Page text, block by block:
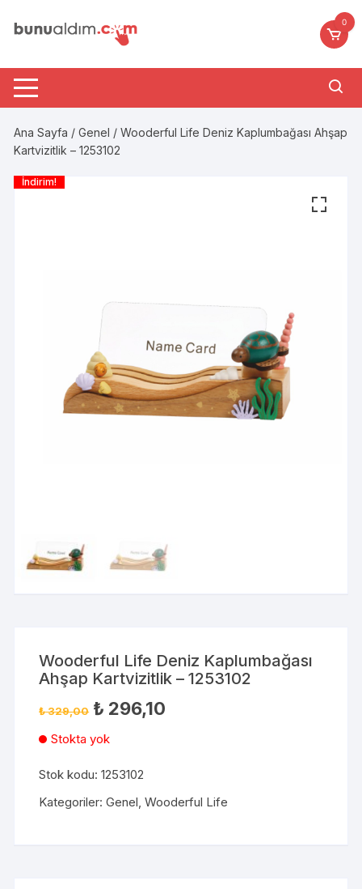
0
Ana Sayfa /Genel / Wooderful Life Deniz Kaplumbağası Ahşap
Kartvizitlik – 1253102
İndirim!
Wooderful Life Deniz Kaplumbağası
Ahşap Kartvizitlik – 1253102
₺329,00 ₺ 296,10
Stokta yok
Stok kodu:1253102
Kategoriler:Genel ,Wooderful Life